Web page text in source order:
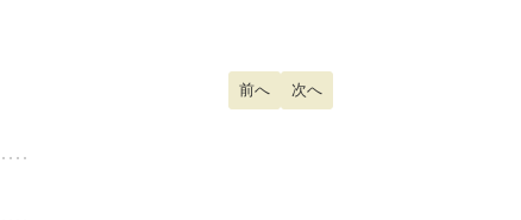
前の記事へ: 子どものおねしょ
前へ 次の記事へ: 多嚢胞性卵巣症候群
次へ